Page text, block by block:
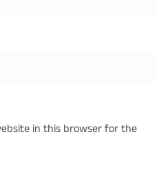
in this browser for the